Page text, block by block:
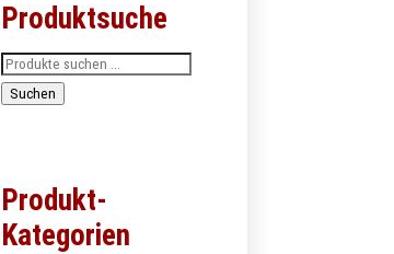
Produktsuche
Suchen
nach:
Suchen
Produkt-
Kategorien